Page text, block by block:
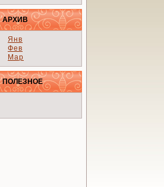
АРХИВ
Янв
Фев
Мар
ПОЛЕЗНОЕ